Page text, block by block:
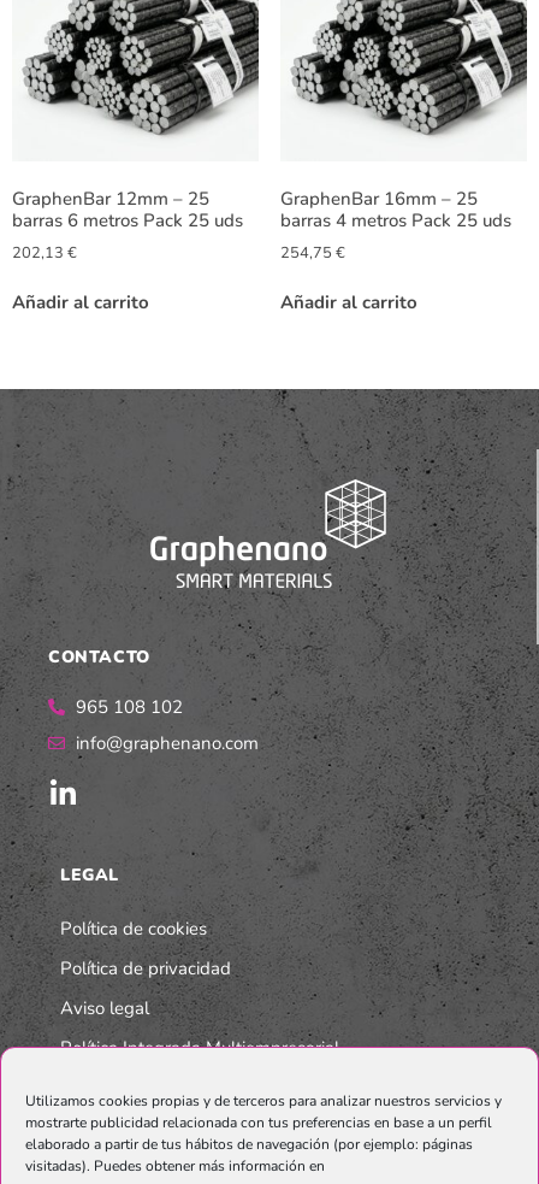
Utilizamos cookies propias y de terceros para analizar nuestros servicios y
mostrarte publicidad relacionada con tus preferencias en base a un perfil
elaborado a partir de tus hábitos de navegación (por ejemplo: páginas
visitadas). Puedes obtener más información en
GraphenBar 12mm – 25
barras 6 metros Pack 25 uds
202,13 €
Añadir al carrito
GraphenBar 16mm – 25
barras 4 metros Pack 25 uds
254,75 €
Añadir al carrito
CONTACTO
965 108 102
info@graphenano.com
LEGAL
Política de cookies
Política de privacidad
Aviso legal
Política Integrada Multiempresarial